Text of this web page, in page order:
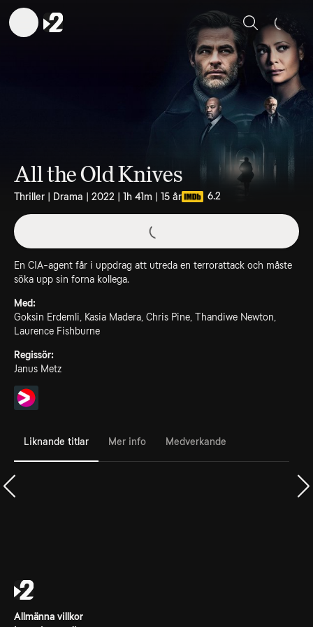
Sök
All the Old Knives
Thriller | Drama | 2022 | 1h 41m | 15 år 6.2
En CIA-agent får i uppdrag att utreda en terrorattack och måste
söka upp sin forna kollega.
Med:
Goksin Erdemli, Kasia Madera, Chris Pine, Thandiwe Newton,
Laurence Fishburne
Regissör:
Janus Metz
Liknande titlar Mer info Medverkande
Allmänna villkor